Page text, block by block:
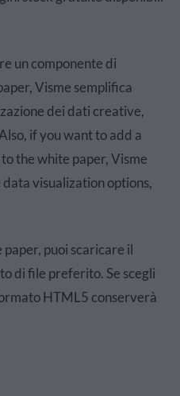
un componente di
Visme semplifica
dei dati creative,
if you want to add a
the white paper, Visme
visualization options,
puoi scaricare il
di file preferito. Se scegli
HTML5 conserverà